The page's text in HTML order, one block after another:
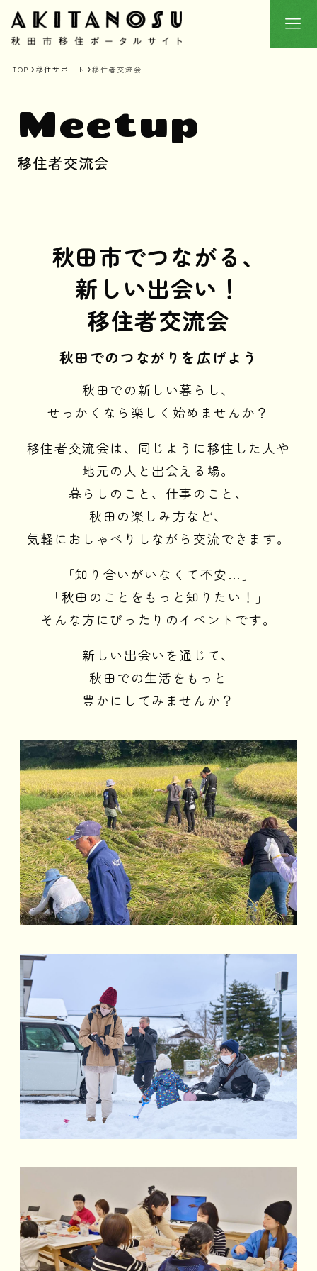
TOP 移住サポート 移住者交流会
Meetup
移住者交流会
秋田市でつながる、
新しい出会い！
移住者交流会
秋田でのつながりを広げよう
秋田での新しい暮らし、
せっかくなら楽しく始めませんか？
移住者交流会は、同じように移住した人や
地元の人と出会える場。
暮らしのこと、仕事のこと、
秋田の楽しみ方など、
気軽におしゃべりしながら交流できます。
「知り合いがいなくて不安…」
「秋田のことをもっと知りたい！」
そんな方にぴったりのイベントです。
新しい出会いを通じて、
秋田での生活をもっと
豊かにしてみませんか？